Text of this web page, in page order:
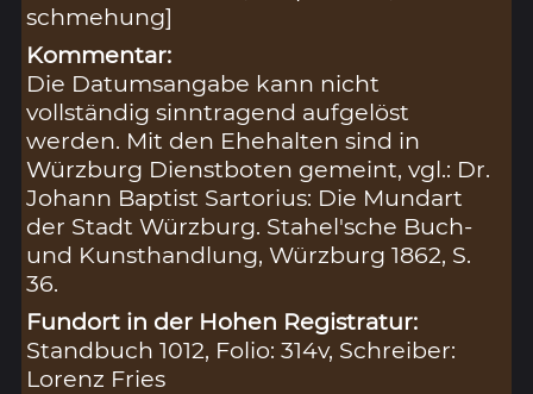
schmehung]
Kommentar:
Die Datumsangabe kann nicht
vollständig sinntragend aufgelöst
werden. Mit den Ehehalten sind in
Würzburg Dienstboten gemeint, vgl.: Dr.
Johann Baptist Sartorius: Die Mundart
der Stadt Würzburg. Stahel'sche Buch-
und Kunsthandlung, Würzburg 1862, S.
36.
Fundort in der Hohen Registratur:
Standbuch 1012, Folio: 314v, Schreiber:
Lorenz Fries